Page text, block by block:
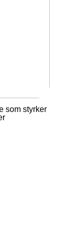
som styrker